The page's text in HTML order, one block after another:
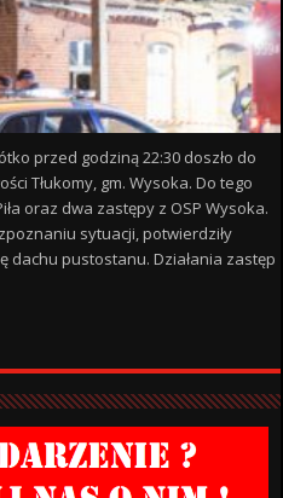
przed godziną 22:30 doszło do
Tłukomy, gm. Wysoka. Do tego
oraz dwa zastępy z OSP Wysoka.
sytuacji, potwierdziły
dachu pustostanu. Działania zastęp